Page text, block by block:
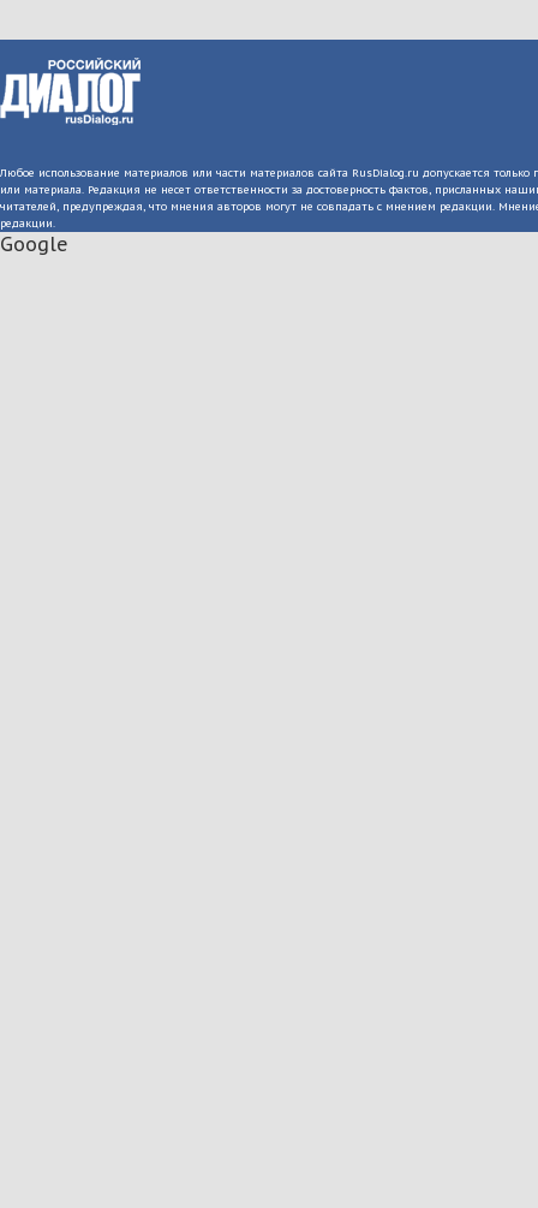
Любое использование материалов или части материалов сайта RusDialog.ru допускается
или материала. Редакция не несет ответственности за достоверность фактов, присланных
читателей, предупреждая, что мнения авторов могут не совпадать с мнением редакции.
редакции.
Google